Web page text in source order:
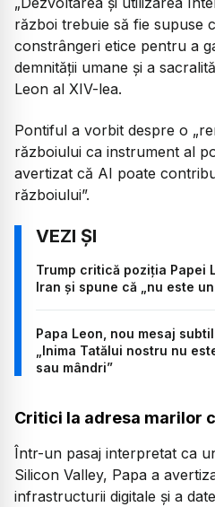
război trebuie să fie supuse
constrângeri etice pentru a
demnității umane și a
Leon al XIV-lea.
Pontiful a vorbit despre o
războiului ca instrument al
avertizat că AI poate
războiului”.
Trump critică poziția Papei
Iran și spune că „nu este
Papa Leon, nou mesaj
„Inima Tatălui nostru nu
sau mândri”
Critici la adresa marilor
Într-un pasaj interpretat ca
Silicon Valley, Papa a
infrastructurii digitale și a